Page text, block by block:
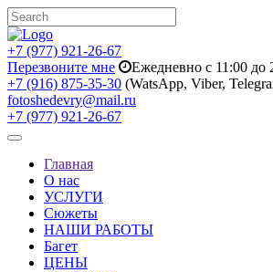
+7 (977) 921-26-67
Перезвоните мне
Ежедневно с 11:00 до
+7 (916) 875-35-30 (WatsApp, Viber,
fotoshedevry@mail.ru
+7 (977) 921-26-67
Toggle
navigationГлавная
О нас
УСЛУГИ
Сюжеты
НАШИ РАБОТЫ
Багет
ЦЕНЫ